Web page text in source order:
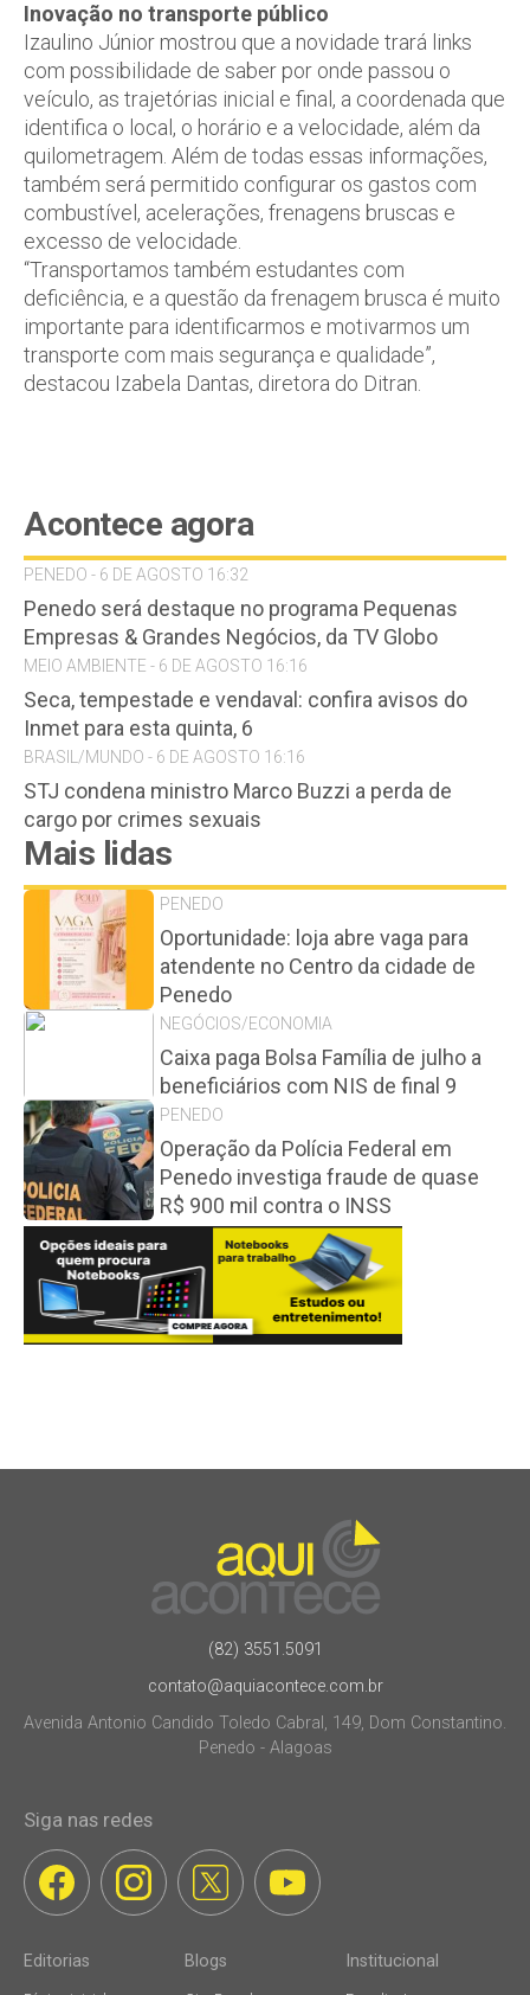
Inovação no transporte público
Izaulino Júnior mostrou que a novidade trará links
com possibilidade de saber por onde passou o
veículo, as trajetórias inicial e final, a coordenada que
identifica o local, o horário e a velocidade, além da
quilometragem. Além de todas essas informações,
também será permitido configurar os gastos com
combustível, acelerações, frenagens bruscas e
excesso de velocidade.
“Transportamos também estudantes com
deficiência, e a questão da frenagem brusca é muito
importante para identificarmos e motivarmos um
transporte com mais segurança e qualidade”,
destacou Izabela Dantas, diretora do Ditran.
Acontece agora
PENEDO - 6 DE AGOSTO 16:32
Penedo será destaque no programa Pequenas
Empresas & Grandes Negócios, da TV Globo
MEIO AMBIENTE - 6 DE AGOSTO 16:16
Seca, tempestade e vendaval: confira avisos do
Inmet para esta quinta, 6
BRASIL/MUNDO - 6 DE AGOSTO 16:16
STJ condena ministro Marco Buzzi a perda de
cargo por crimes sexuais
Mais lidas
PENEDO
Oportunidade: loja abre vaga para
atendente no Centro da cidade de
Penedo
NEGÓCIOS/ECONOMIA
Caixa paga Bolsa Família de julho a
beneficiários com NIS de final 9
PENEDO
Operação da Polícia Federal em
Penedo investiga fraude de quase
R$ 900 mil contra o INSS
(82) 3551.5091
contato@aquiacontece.com.br
Avenida Antonio Candido Toledo Cabral, 149, Dom Constantino.
Penedo - Alagoas
Siga nas redes
Editorias Blogs Institucional